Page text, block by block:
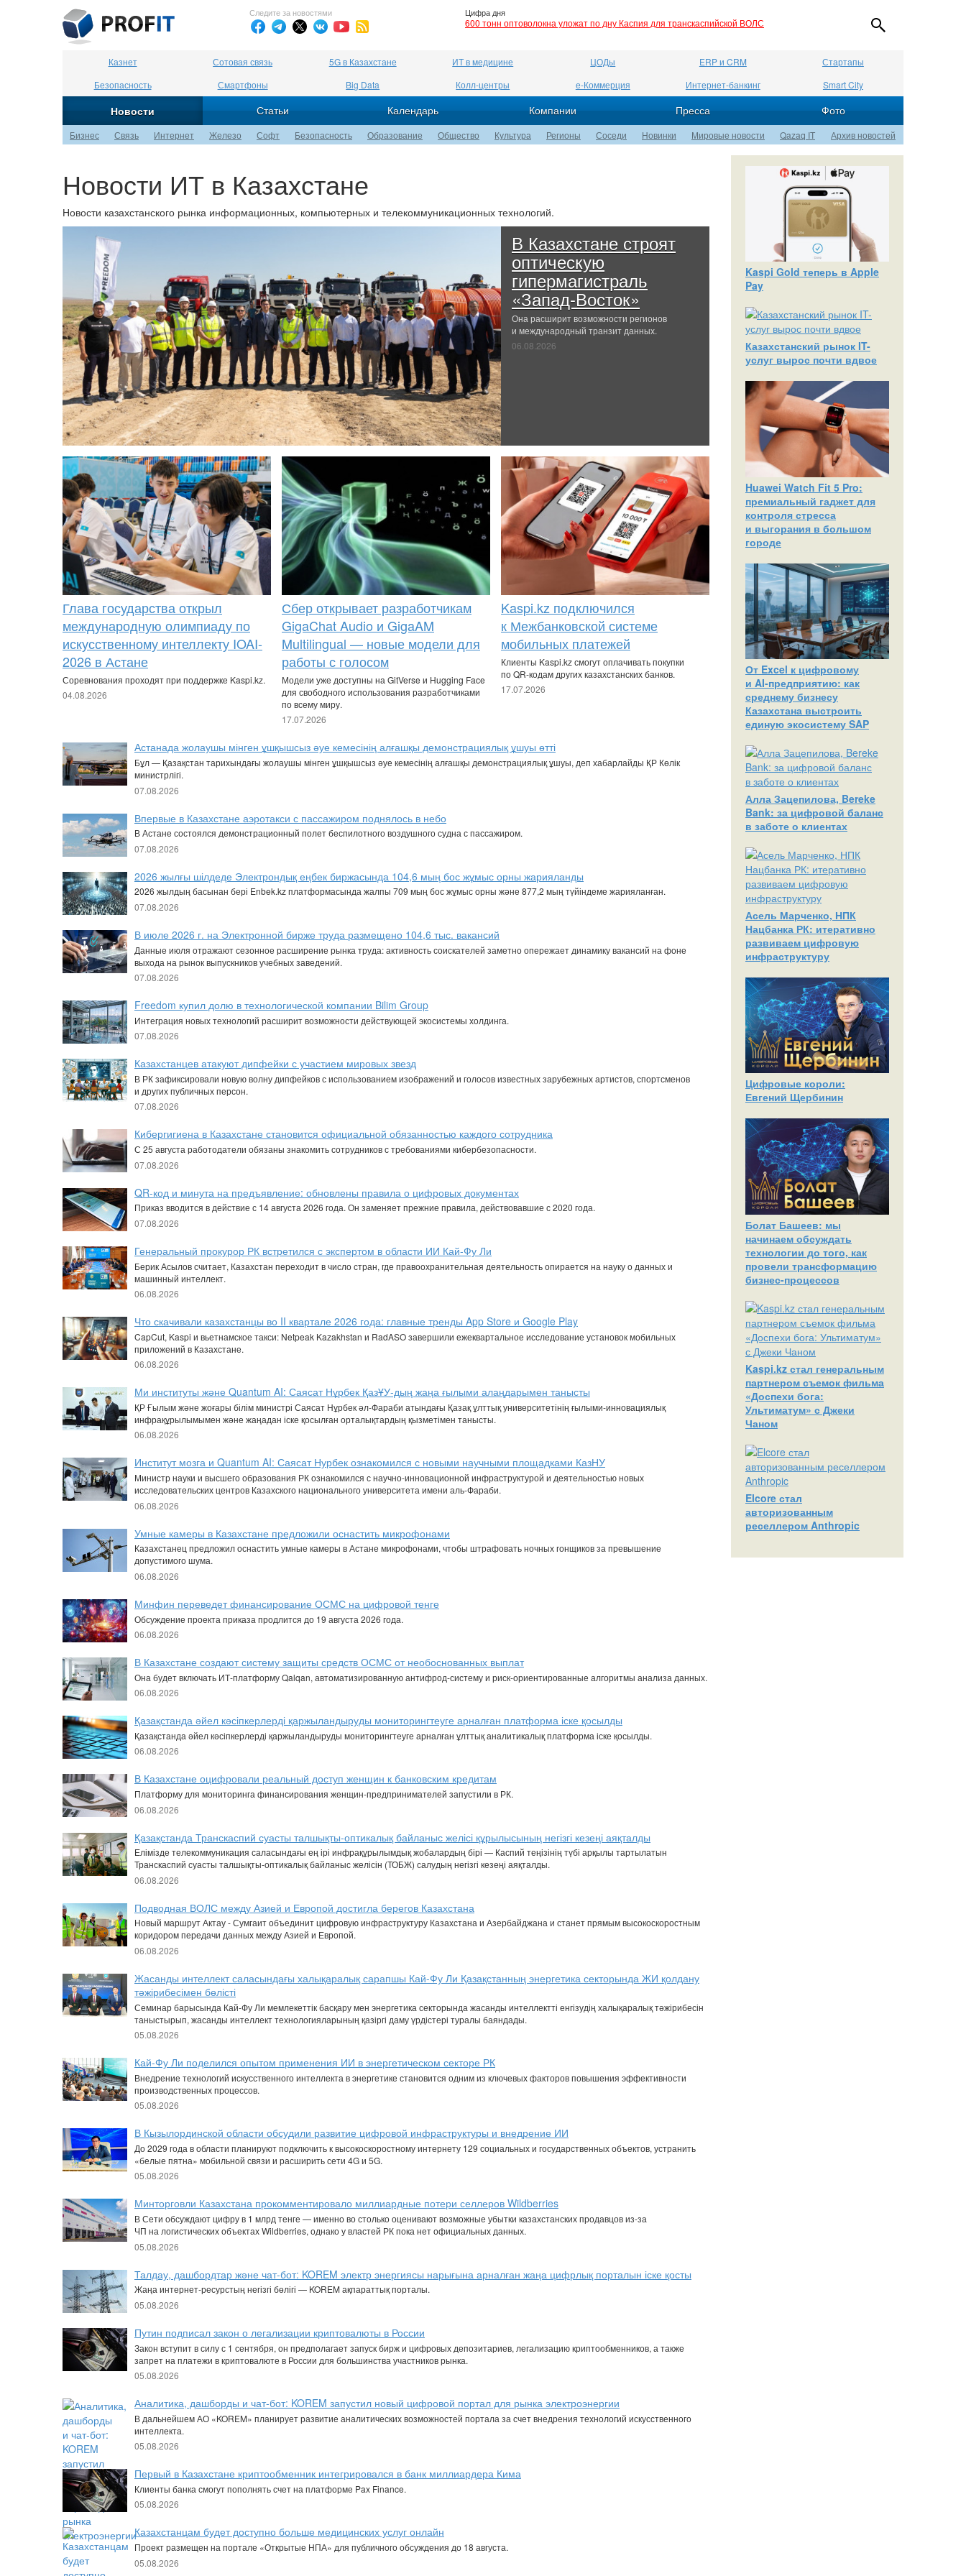
Следите за новостями Цифра дня
600 тонн оптоволокна уложат по дну Каспия для транскаспийской ВОЛС
Казнет Сотовая связь 5G в Казахстане ИТ в медицине ЦОДы ERP и CRM
Стартапы
Безопасность
Смартфоны Big Data Колл-центры е-Коммерция Интернет-банкинг Smart City
Новости Статьи Календарь Компании Пресса Фото
Бизнес Связь Интернет Железо Софт Безопасность Образование Общество Культура Регионы Соседи Новинки Мировые новости Qazaq IT Архив новостей
Новости ИТ в Казахстане
Новости казахстанского рынка информационных, компьютерных и телекоммуникационных технологий.
В Казахстане строят
оптическую
гипермагистраль
«Запад-Восток»
Она расширит возможности регионов
и международный транзит данных.
06.08.2026
Глава государства открыл
международную олимпиаду по
искусственному интеллекту IOAI-
2026 в Астане
Соревнования проходят при поддержке Kaspi.kz.
04.08.2026
Сбер открывает разработчикам
GigaChat Audio и GigaAM
Multilingual — новые модели для
работы с голосом
Модели уже доступны на GitVerse и Hugging Face
для свободного использования разработчиками
по всему миру.
17.07.2026
Kaspi.kz подключился
к Межбанковской системе
мобильных платежей
Клиенты Kaspi.kz смогут оплачивать покупки
по QR-кодам других казахстанских банков.
17.07.2026
Астанада жолаушы мінген ұшқышсыз әуе кемесінің алғашқы демонстрациялық ұшуы өтті
Бұл — Қазақстан тарихындағы жолаушы мінген ұшқышсыз әуе кемесінің алғашқы демонстрациялық ұшуы, деп хабарлайды ҚР Көлік
министрлігі.
07.08.2026
Впервые в Казахстане аэротакси с пассажиром поднялось в небо
В Астане состоялся демонстрационный полет беспилотного воздушного судна с пассажиром.
07.08.2026
2026 жылғы шілдеде Электрондық еңбек биржасында 104,6 мың бос жұмыс орны жарияланды
2026 жылдың басынан бері Enbek.kz платформасында жалпы 709 мың бос жұмыс орны және 877,2 мың түйіндеме жарияланған.
07.08.2026
В июле 2026 г. на Электронной бирже труда размещено 104,6 тыс. вакансий
Данные июля отражают сезонное расширение рынка труда: активность соискателей заметно опережает динамику вакансий на фоне
выхода на рынок выпускников учебных заведений.
07.08.2026
Freedom купил долю в технологической компании Bilim Group
Интеграция новых технологий расширит возможности действующей экосистемы холдинга.
07.08.2026
Казахстанцев атакуют дипфейки с участием мировых звезд
В РК зафиксировали новую волну дипфейков с использованием изображений и голосов известных зарубежных артистов, спортсменов
и других публичных персон.
07.08.2026
Кибергигиена в Казахстане становится официальной обязанностью каждого сотрудника
С 25 августа работодатели обязаны знакомить сотрудников с требованиями кибербезопасности.
07.08.2026
QR-код и минута на предъявление: обновлены правила о цифровых документах
Приказ вводится в действие с 14 августа 2026 года. Он заменяет прежние правила, действовавшие с 2020 года.
07.08.2026
Генеральный прокурор РК встретился с экспертом в области ИИ Кай-Фу Ли
Берик Асылов считает, Казахстан переходит в число стран, где правоохранительная деятельность опирается на науку о данных и
машинный интеллект.
06.08.2026
Что скачивали казахстанцы во II квартале 2026 года: главные тренды App Store и Google Play
CapCut, Kaspi и вьетнамское такси: Netpeak Kazakhstan и RadASO завершили ежеквартальное исследование установок мобильных
приложений в Казахстане.
06.08.2026
Ми институты және Quantum AI: Саясат Нұрбек ҚазҰУ-дың жаңа ғылыми алаңдарымен танысты
ҚР Ғылым және жоғары білім министрі Саясат Нұрбек әл-Фараби атындағы Қазақ ұлттық университетінің ғылыми-инновациялық
инфрақұрылымымен және жаңадан іске қосылған орталықтардың қызметімен танысты.
06.08.2026
Институт мозга и Quantum AI: Саясат Нурбек ознакомился с новыми научными площадками КазНУ
Министр науки и высшего образования РК ознакомился с научно-инновационной инфраструктурой и деятельностью новых
исследовательских центров Казахского национального университета имени аль-Фараби.
06.08.2026
Умные камеры в Казахстане предложили оснастить микрофонами
Казахстанец предложил оснастить умные камеры в Астане микрофонами, чтобы штрафовать ночных гонщиков за превышение
допустимого шума.
06.08.2026
Минфин переведет финансирование ОСМС на цифровой тенге
Обсуждение проекта приказа продлится до 19 августа 2026 года.
06.08.2026
В Казахстане создают систему защиты средств ОСМС от необоснованных выплат
Она будет включать ИТ-платформу Qalqan, автоматизированную антифрод-систему и риск-ориентированные алгоритмы анализа данных.
06.08.2026
Қазақстанда әйел кәсіпкерлерді қаржыландыруды мониторингтеуге арналған платформа іске қосылды
Қазақстанда әйел кәсіпкерлерді қаржыландыруды мониторингтеуге арналған ұлттық аналитикалық платформа іске қосылды.
06.08.2026
В Казахстане оцифровали реальный доступ женщин к банковским кредитам
Платформу для мониторинга финансирования женщин-предпринимателей запустили в РК.
06.08.2026
Қазақстанда Транскаспий суасты талшықты-оптикалық байланыс желісі құрылысының негізгі кезеңі аяқталды
Елімізде телекоммуникация саласындағы ең ірі инфрақұрылымдық жобалардың бірі — Каспий теңізінің түбі арқылы тартылатын
Транскаспий суасты талшықты-оптикалық байланыс желісін (ТОБЖ) салудың негізгі кезеңі аяқталды.
06.08.2026
Подводная ВОЛС между Азией и Европой достигла берегов Казахстана
Новый маршрут Актау - Сумгаит объединит цифровую инфраструктуру Казахстана и Азербайджана и станет прямым высокоскоростным
коридором передачи данных между Азией и Европой.
06.08.2026
Жасанды интеллект саласындағы халықаралық сарапшы Кай-Фу Ли Қазақстанның энергетика секторында ЖИ қолдану
тәжірибесімен бөлісті
Семинар барысында Кай-Фу Ли мемлекеттік басқару мен энергетика секторында жасанды интеллектті енгізудің халықаралық тәжірибесін
таныстырып, жасанды интеллект технологияларының қазіргі даму үрдістері туралы баяндады.
05.08.2026
Кай-Фу Ли поделился опытом применения ИИ в энергетическом секторе РК
Внедрение технологий искусственного интеллекта в энергетике становится одним из ключевых факторов повышения эффективности
производственных процессов.
05.08.2026
В Кызылординской области обсудили развитие цифровой инфраструктуры и внедрение ИИ
До 2029 года в области планируют подключить к высокоскоростному интернету 129 социальных и государственных объектов, устранить
«белые пятна» мобильной связи и расширить сети 4G и 5G.
05.08.2026
Минторговли Казахстана прокомментировало миллиардные потери селлеров Wildberries
В Сети обсуждают цифру в 1 млрд тенге — именно во столько оценивают возможные убытки казахстанских продавцов из-за
ЧП на логистических объектах Wildberries, однако у властей РК пока нет официальных данных.
05.08.2026
Талдау, дашбордтар және чат-бот: KOREM электр энергиясы нарығына арналған жаңа цифрлық порталын іске қосты
Жаңа интернет-ресурстың негізгі бөлігі — KOREM ақпараттық порталы.
05.08.2026
Путин подписал закон о легализации криптовалюты в России
Закон вступит в силу с 1 сентября, он предполагает запуск бирж и цифровых депозитариев, легализацию криптообменников, а также
запрет на платежи в криптовалюте в России для большинства участников рынка.
05.08.2026
Аналитика, дашборды и чат-бот: KOREM запустил новый цифровой портал для рынка электроэнергии
В дальнейшем АО «KOREM» планирует развитие аналитических возможностей портала за счет внедрения технологий искусственного
интеллекта.
05.08.2026
Первый в Казахстане криптообменник интегрировался в банк миллиардера Кима
Клиенты банка смогут пополнять счет на платформе Pax Finance.
05.08.2026
Казахстанцам будет доступно больше медицинских услуг онлайн
Проект размещен на портале «Открытые НПА» для публичного обсуждения до 18 августа.
05.08.2026
Kaspi Gold теперь в Apple
Pay
Казахстанский рынок IT-
услуг вырос почти вдвое
Huawei Watch Fit 5 Pro:
премиальный гаджет для
контроля стресса
и выгорания в большом
городе
От Excel к цифровому
и AI‑предприятию: как
среднему бизнесу
Казахстана выстроить
единую экосистему SAP
Алла Зацепилова, Bereke
Bank: за цифровой баланс
в заботе о клиентах
Асель Марченко, НПК
Нацбанка РК: итеративно
развиваем цифровую
инфраструктуру
Цифровые короли:
Евгений Щербинин
Болат Башеев: мы
начинаем обсуждать
технологии до того, как
провели трансформацию
бизнес-процессов
Kaspi.kz стал генеральным
партнером съемок фильма
«Доспехи бога:
Ультиматум» с Джеки
Чаном
Elcore стал
авторизованным
реселлером Anthropic